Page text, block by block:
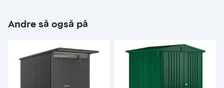
Andre så også på